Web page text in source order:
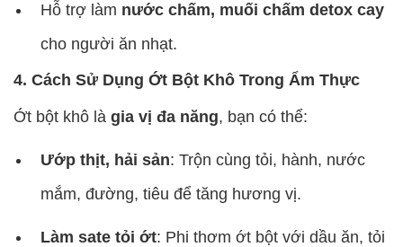
Hỗ trợ làm nước chấm, muối chấm detox cay
cho người ăn nhạt.
4. Cách Sử Dụng Ớt Bột Khô Trong Ẩm Thực
Ớt bột khô là gia vị đa năng, bạn có thể:
Ướp thịt, hải sản: Trộn cùng tỏi, hành, nước
mắm, đường, tiêu để tăng hương vị.
Làm sate tỏi ớt: Phi thơm ớt bột với dầu ăn, tỏi